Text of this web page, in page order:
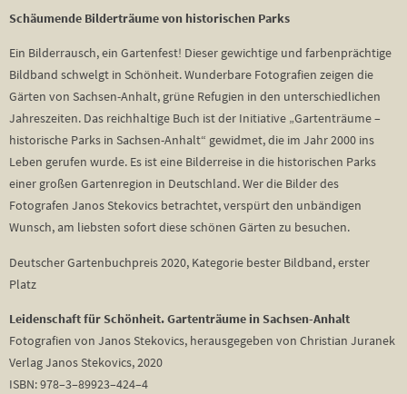
Schäumende Bilderträume von historischen Parks
Ein Bilderrausch, ein Gartenfest! Dieser gewichtige und farbenprächtige
Bildband schwelgt in Schönheit. Wunderbare Fotografien zeigen die
Gärten von Sachsen-Anhalt, grüne Refugien in den unterschiedlichen
Jahreszeiten. Das reichhaltige Buch ist der Initiative „Gartenträume –
historische Parks in Sachsen-Anhalt“ gewidmet, die im Jahr 2000 ins
Leben gerufen wurde. Es ist eine Bilderreise in die historischen Parks
einer großen Gartenregion in Deutschland. Wer die Bilder des
Fotografen Janos Stekovics betrachtet, verspürt den unbändigen
Wunsch, am liebsten sofort diese schönen Gärten zu besuchen.
Deutscher Gartenbuchpreis 2020, Kategorie bester Bildband, erster
Platz
Leidenschaft für Schönheit. Gartenträume in Sachsen-Anhalt
Fotografien von Janos Stekovics, herausgegeben von Christian Juranek
Verlag Janos Stekovics, 2020
ISBN: 978–3–89923–424–4